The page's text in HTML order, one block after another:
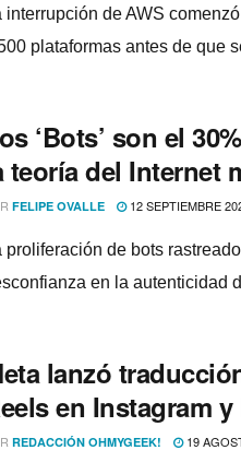
interrupción de AWS
plataformas antes de que
‘Bots’ son el
teoría del Internet
FELIPE OVALLE 12 SEPTIEMBRE
proliferación de bots
en la autenticidad
lanzó
en Instagram
REDACCIÓN OHMYGEEK! 19